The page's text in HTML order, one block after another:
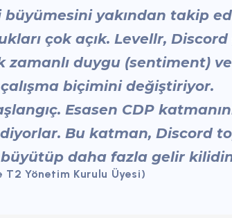
büyümesini yakından takip
çok açık. Levellr,
zamanlı duygu (sentiment)
biçimini değiştiriyor.
Esasen CDP
Bu katman, Discord
daha fazla gelir
Yönetim Kurulu Üyesi)